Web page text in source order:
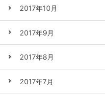
2017年10月
2017年9月
2017年8月
2017年7月